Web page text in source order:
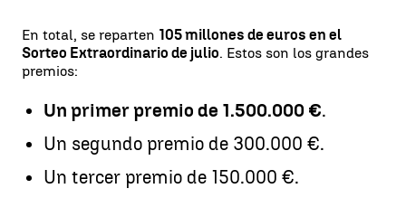
En total, se reparten 105 millones de euros en el
Sorteo Extraordinario de julio. Estos son los grandes
premios:
Un primer premio de 1.500.000 €.
Un segundo premio de 300.000 €.
Un tercer premio de 150.000 €.